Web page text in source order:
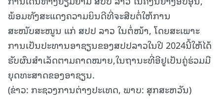
ພ້ອມທັງສະແດງຄວາມຍິນດີທີ່ຈະສືບຕໍ່ໃຫ້ການ
ສະໜັບສະໜູນ ແກ່ ສປປ ລາວ ໃນຕໍ່ໜ້າ, ໂດຍສະເພາະ
ການເປັນປະທານອາຊຽນຂອງສປປລາວໃນປີ 2024ນີ້ໃຫ້ໄດ້
ຮັບຜົນສຳເລັດຕາມຄາດໝາຍ,ໃນຖານະທີ່ອີຢູເປັນຄູ່ຮ່ວມມື
ຍຸດທະສາດຂອງອາຊຽນ.
(ຂ່າວ: ກະຊວງການຕ່າງປະເທດ, ພາບ: ສຸກສະຫວັນ)